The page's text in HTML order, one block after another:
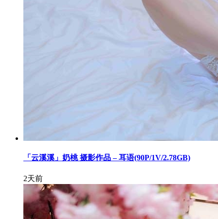
「云溪溪」奶桃 摄影作品 – 耳语(90P/1V/2.78GB)
2天前